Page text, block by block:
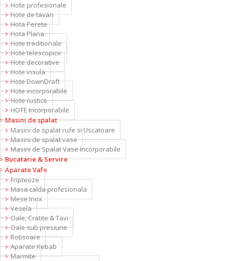
Hote profesionale
Hote de tavan
Hota Perete
Hota Plana
Hote traditionale
Hote telescopice
Hote decorative
Hote insula
Hote DownDraft
Hote incorporabile
Hote rustice
HOTE Incorporabile
Masini de spalat
Masini de spalat rufe si Uscatoare
Masini de spalat vase
Masini de Spalat Vase Incorporabile
Bucatarie & Servire
Aparate Vafe
Fripteoze
Masa calda profesionala
Mese Inox
Vesela
Oale, Cratite & Tavi
Oale sub presiune
Rotisoare
Aparate Kebab
Marmite